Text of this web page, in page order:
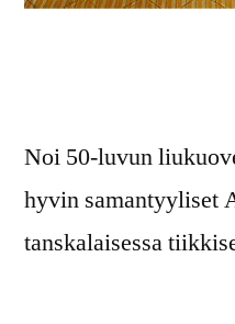
Noi 50-luvun
hyvin samantyyliset
tanskalaisessa